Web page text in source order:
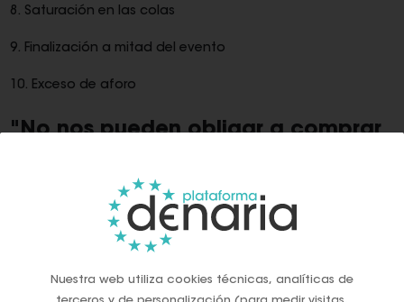
8. Saturación en las colas
9. Finalización a mitad del evento
10. Exceso de aforo
"No nos pueden obligar a comprar
asegura Ferrer, y debemos tener el
derecho de pagar con efectivo, sin
tener negativa ante ninguna de las
Fuente:Cadena Ser
Nuestra web utiliza cookies técnicas, analíticas de